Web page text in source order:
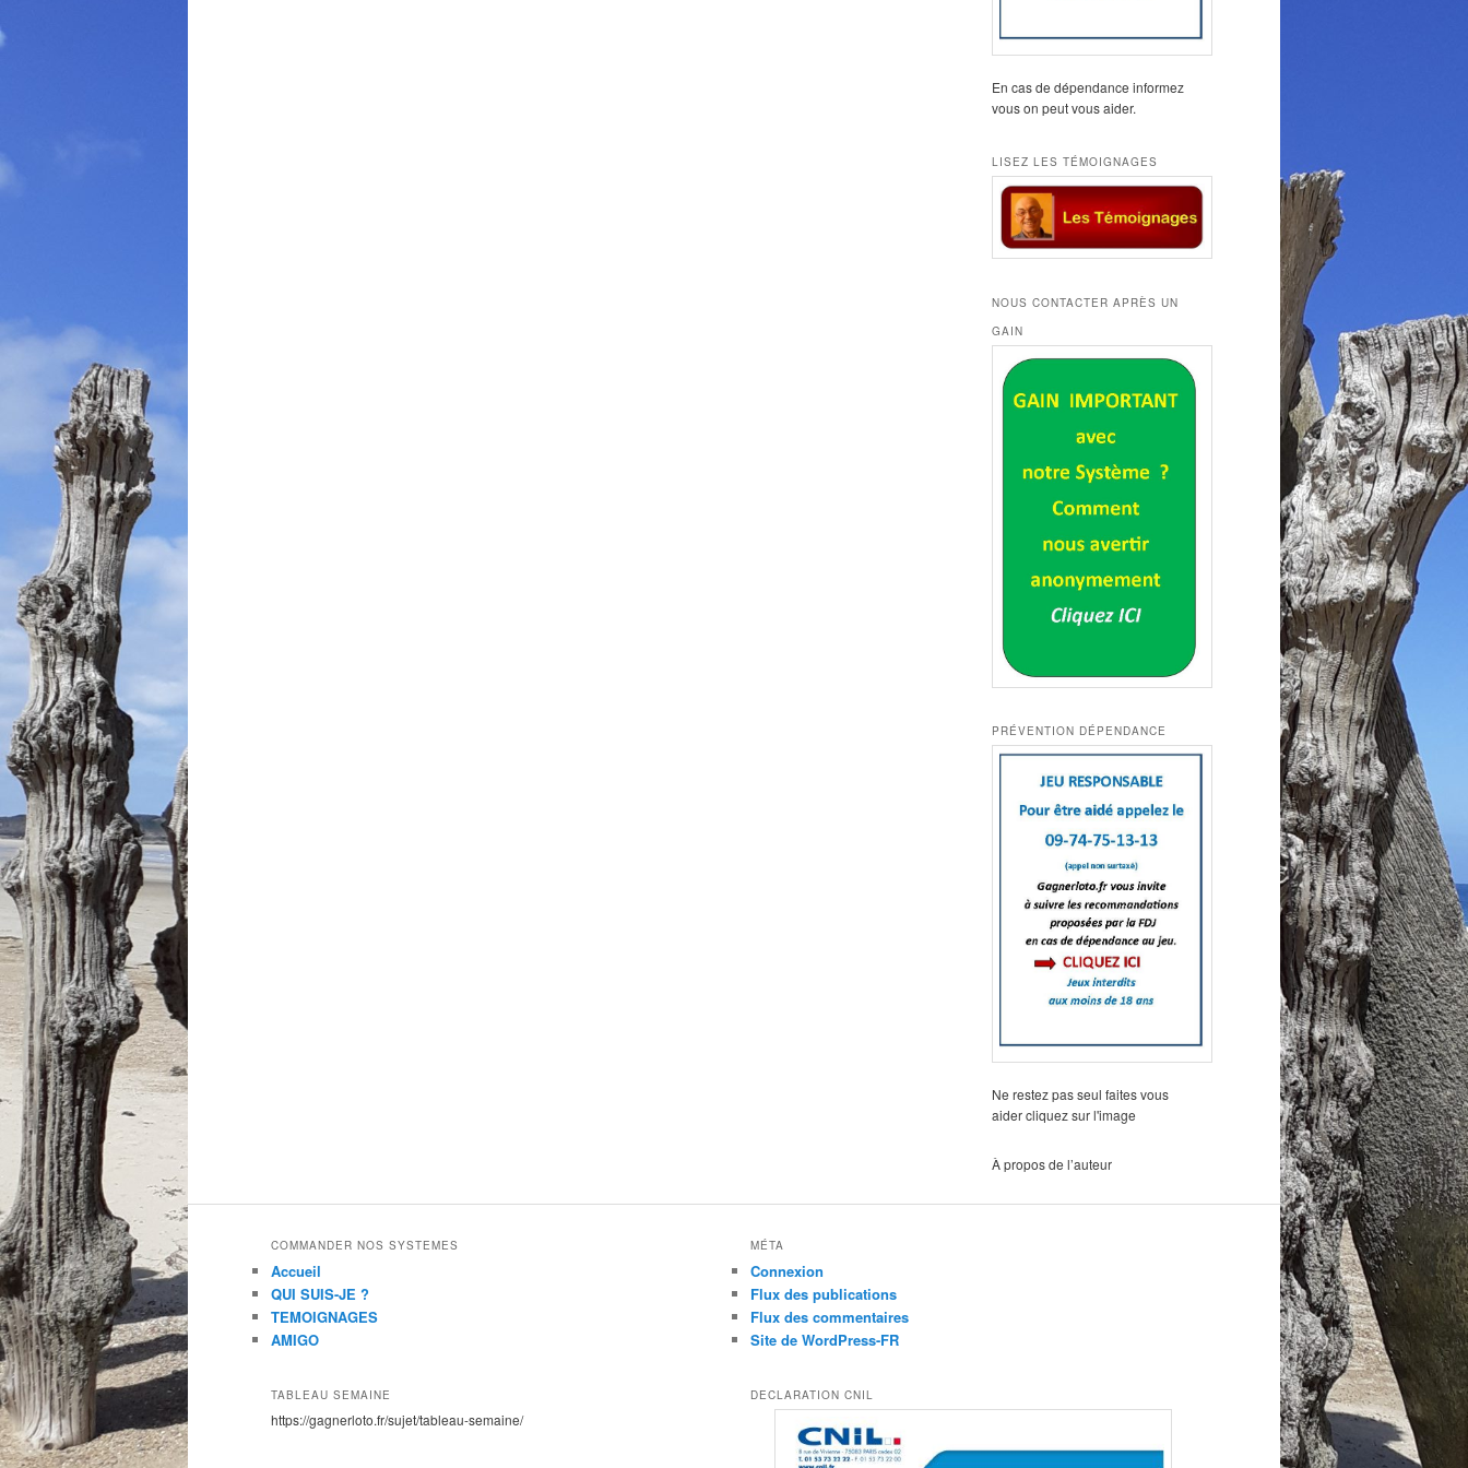
En cas de dépendance informez
vous on peut vous aider.
LISEZ LES TÉMOIGNAGES
NOUS CONTACTER APRÈS UN
GAIN
PRÉVENTION DÉPENDANCE
Ne restez pas seul faites vous
aider cliquez sur l'image
À propos de l’auteur
COMMANDER NOS SYSTEMES
Accueil
QUI SUIS-JE ?
TEMOIGNAGES
AMIGO
TABLEAU SEMAINE
https://gagnerloto.fr/sujet/tableau-semaine/
MÉTA
Connexion
Flux des publications
Flux des commentaires
Site de WordPress-FR
DECLARATION CNIL